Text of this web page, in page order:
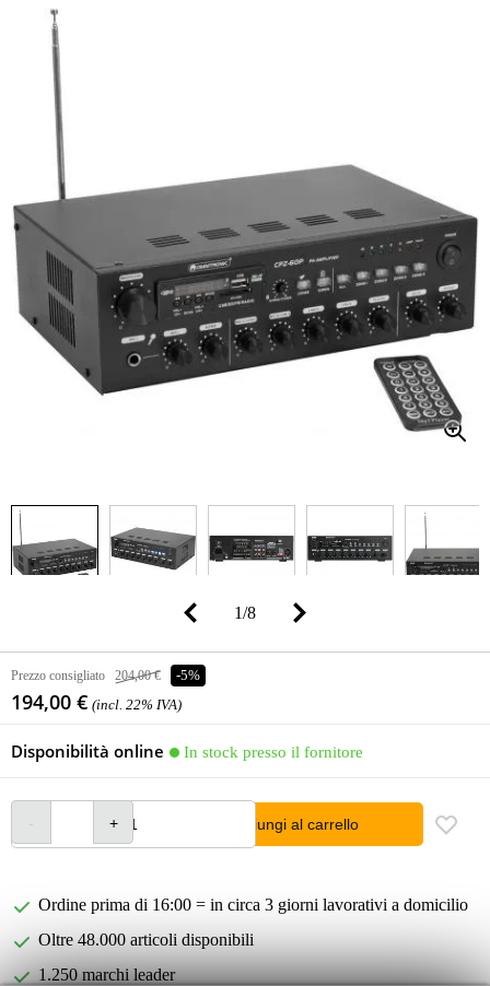
1/8
Prezzo consigliato 204,00 € -5%
194,00 € (incl. 22% IVA)
Disponibilità online In stock presso il fornitore
Aggiungi al carrello
Ordine prima di 16:00 = in circa 3 giorni lavorativi a domicilio
Oltre 48.000 articoli disponibili
1.250 marchi leader